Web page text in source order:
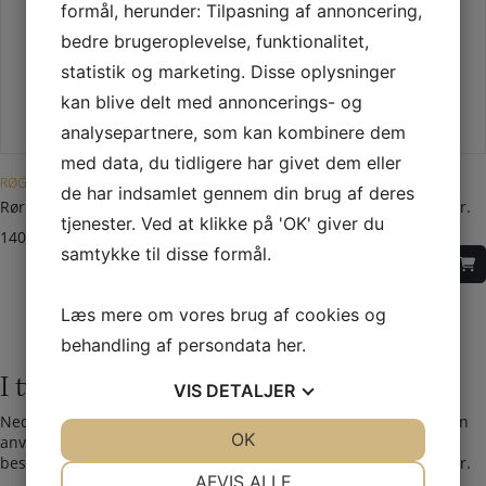
RØGRØR Ø 130 MM
Rørholdersæt Ø130mm – sort
140,00
DKK
RØGRØR Ø 130 MM
Bøjningn Ø 130 mm – 2×45 gr.
m. rens
415,00
I tvivl? Kontakt os i dag
Nedenfor kan du kontakte os. Den følgende kontaktformular kan
anvendes til alle spørgsmål som du ikke har fået svar på her. Vi
bestræber os på at besvare alle henvendelser indenfor 24 timer.
formål, herunder: Tilpasning af annoncering,
bedre brugeroplevelse, funktionalitet,
statistik og marketing. Disse oplysninger
kan blive delt med annoncerings- og
analysepartnere, som kan kombinere dem
med data, du tidligere har givet dem eller
de har indsamlet gennem din brug af deres
tjenester. Ved at klikke på 'OK' giver du
samtykke til disse formål.
Læs mere om vores brug af cookies og
behandling af persondata her.
VIS DETALJER
AFVIS ALLE
OK